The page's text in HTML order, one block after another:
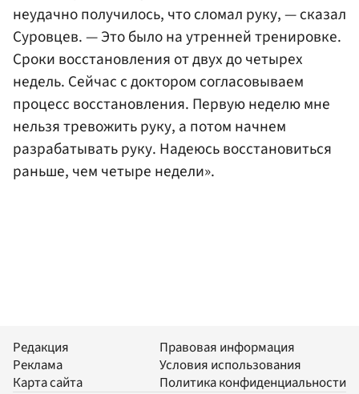
неудачно получилось, что сломал руку, — сказал
Суровцев. — Это было на утренней тренировке.
Сроки восстановления от двух до четырех
недель. Сейчас с доктором согласовываем
процесс восстановления. Первую неделю мне
нельзя тревожить руку, а потом начнем
разрабатывать руку. Надеюсь восстановиться
раньше, чем четыре недели».
Редакция
Реклама
Карта сайта
Правовая информация
Условия использования
Политика конфиденциальности